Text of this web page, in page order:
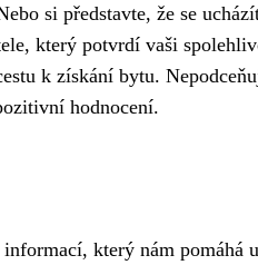
si představte, že se
který potvrdí vaši
k získání bytu.
hodnocení.
který nám pomáhá